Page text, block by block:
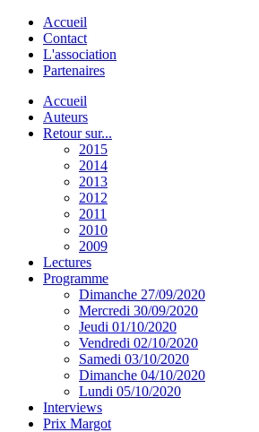
Accueil
Contact
L'association
Partenaires
Accueil
Auteurs
Retour sur...
2015
2014
2013
2012
2011
2010
2009
Lectures
Programme
Dimanche 27/09/2020
Mercredi 30/09/2020
Jeudi 01/10/2020
Vendredi 02/10/2020
Samedi 03/10/2020
Dimanche 04/10/2020
Lundi 05/10/2020
Interviews
Prix Margot